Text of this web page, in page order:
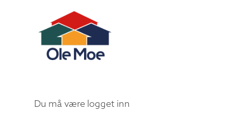
Du må være logget inn